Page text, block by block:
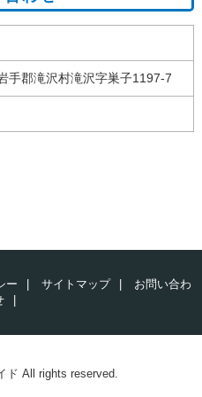
郡滝沢村滝沢字巣子1197-7
ー サイトマップ
お問い合わ
ド All rights reserved.